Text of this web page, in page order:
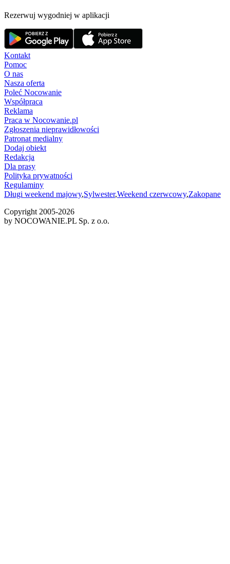
Rezerwuj wygodniej w aplikacji
Kontakt
Pomoc
O nas
Nasza oferta
Poleć Nocowanie
Współpraca
Reklama
Praca w Nocowanie.pl
Zgłoszenia nieprawidłowości
Patronat medialny
Dodaj obiekt
Redakcja
Dla prasy
Polityka prywatności
Regulaminy
Długi weekend majowy,Sylwester,Weekend czerwcowy,Zakopane
Copyright 2005-2026
by NOCOWANIE.PL Sp. z o.o.